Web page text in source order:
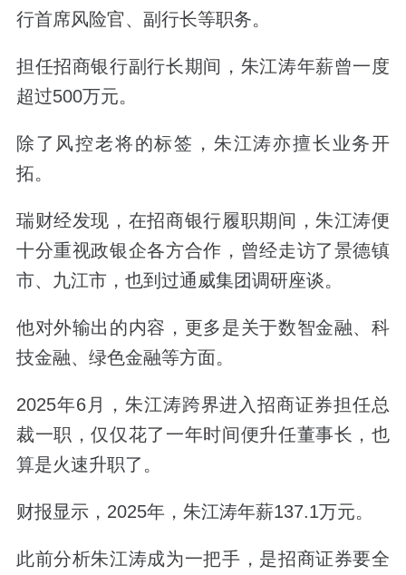
行首席风险官、副行长等职务。
担任招商银行副行长期间，朱江涛年薪曾一度
超过500万元。
除了风控老将的标签，朱江涛亦擅长业务开
拓。
瑞财经发现，在招商银行履职期间，朱江涛便
十分重视政银企各方合作，曾经走访了景德镇
市、九江市，也到过通威集团调研座谈。
他对外输出的内容，更多是关于数智金融、科
技金融、绿色金融等方面。
2025年6月，朱江涛跨界进入招商证券担任总
裁一职，仅仅花了一年时间便升任董事长，也
算是火速升职了。
财报显示，2025年，朱江涛年薪137.1万元。
此前分析朱江涛成为一把手，是招商证券要全